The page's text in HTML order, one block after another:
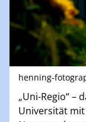
henning-
„Uni-Regio“ –
Universität